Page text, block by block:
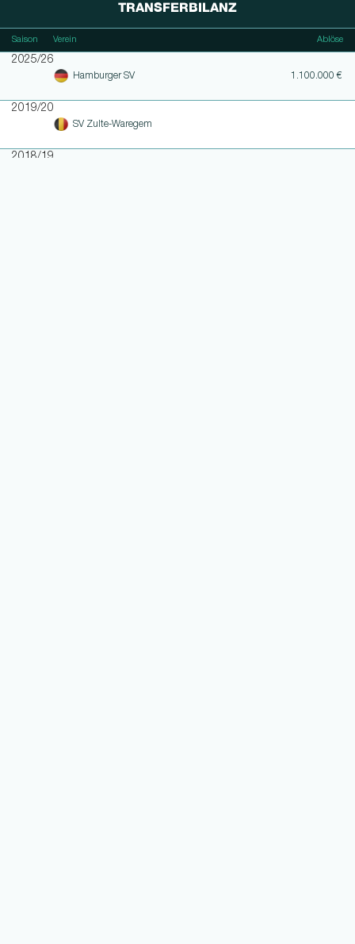
TRANSFERBILANZ
Saison Verein Ablöse
2025/26
Hamburger SV 1.100.000 €
2019/20
SV Zulte-Waregem
2018/19